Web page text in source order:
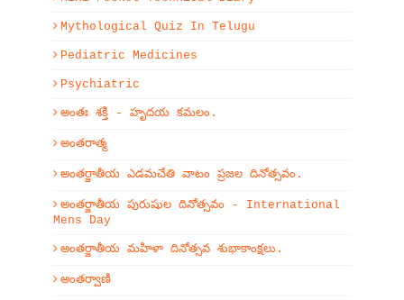
Mythological Quiz In Telugu
Pediatric Medicines
Psychiatric
అంతః శక్తి - హృదయ కమలం.
అంతరాత్మ
అంతర్జాతీయ ఎడమచేతి వాటం ప్రజల దినోత్సవం.
అంతర్జాతీయ పురుషుల దినోత్సవం - International
Mens Day
అంతర్జాతీయ మహిళా దినోత్సవ శుభాకాంక్షలు.
అంతర్వాణి